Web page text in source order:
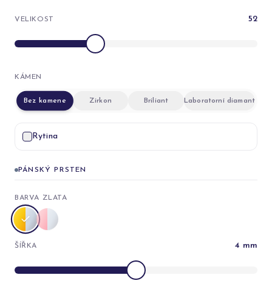
VELIKOST 52
KÁMEN
Bez kamene Zirkon Briliant Laboratorní diamant
Rytina
PÁNSKÝ PRSTEN
BARVA ZLATA
ŠÍŘKA 4 mm